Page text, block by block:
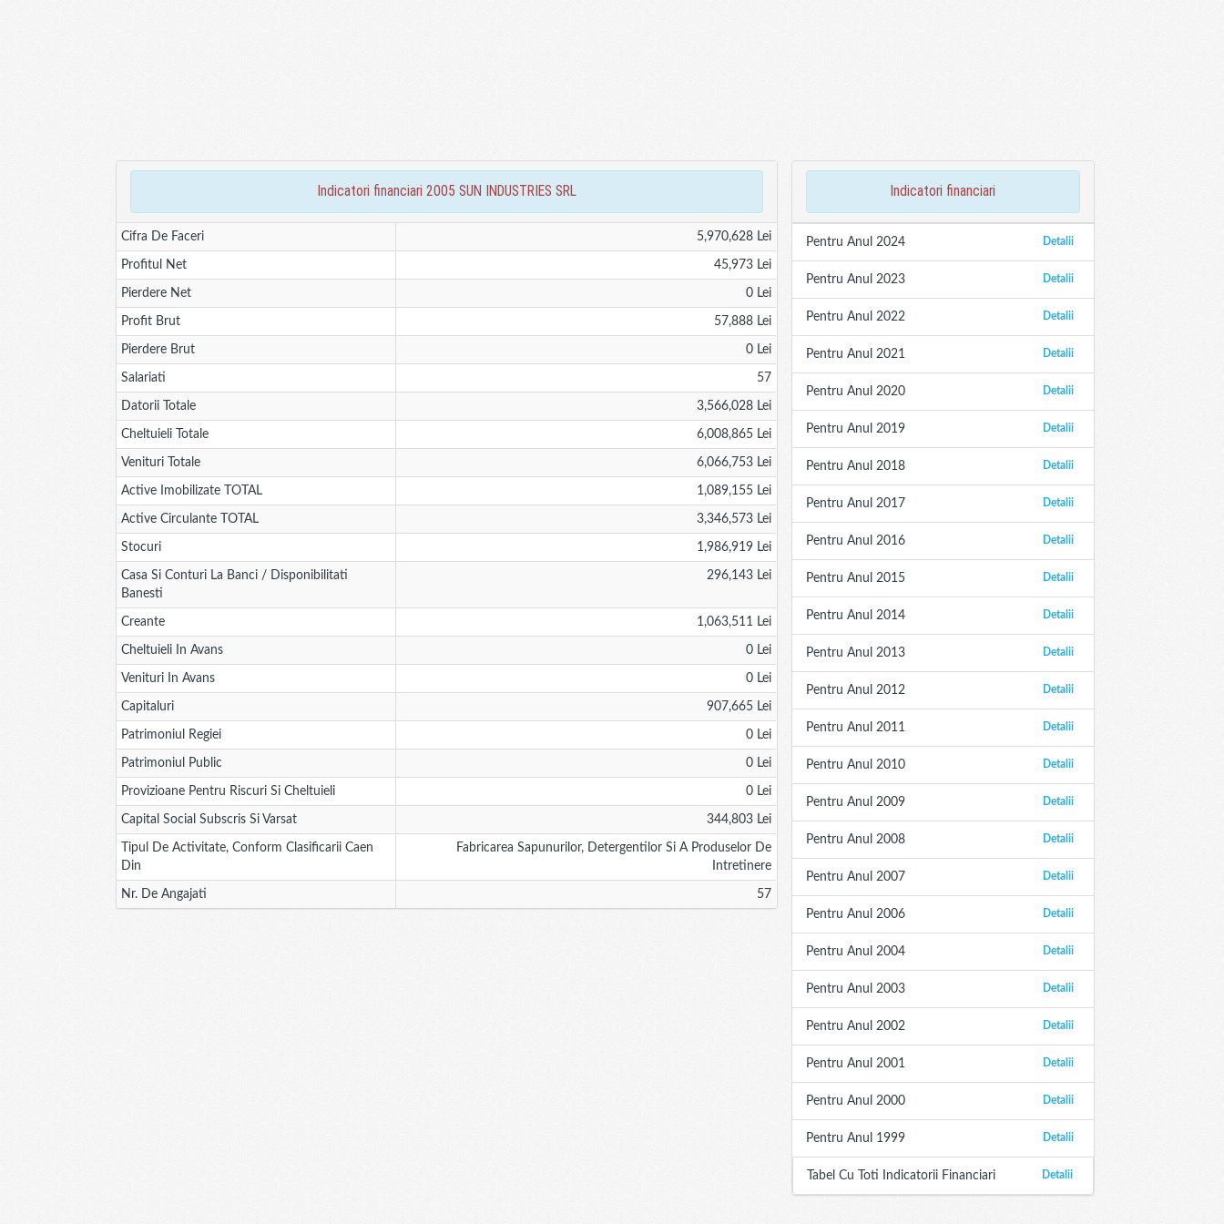
indicatori financiari 2005 SUN INDUSTRIES SRL
Cifra De Faceri 5,970,628 Lei
Profitul Net 45,973 Lei
Pierdere Net 0 Lei
Profit Brut 57,888 Lei
Pierdere Brut 0 Lei
Salariati 57
Datorii Totale 3,566,028 Lei
Cheltuieli Totale 6,008,865 Lei
Venituri Totale 6,066,753 Lei
Active Imobilizate TOTAL 1,089,155 Lei
Active Circulante TOTAL 3,346,573 Lei
Stocuri 1,986,919 Lei
Casa Si Conturi La Banci / Disponibilitati
Banesti
296,143 Lei
Creante 1,063,511 Lei
Cheltuieli In Avans 0 Lei
Venituri In Avans 0 Lei
Capitaluri 907,665 Lei
Patrimoniul Regiei 0 Lei
Patrimoniul Public 0 Lei
Provizioane Pentru Riscuri Si Cheltuieli 0 Lei
Capital Social Subscris Si Varsat 344,803 Lei
Tipul De Activitate, Conform Clasificarii Caen
Din
Fabricarea Sapunurilor, Detergentilor Si A Produselor De
Intretinere
Nr. De Angajati 57
indicatori financiari
Detalii
Pentru Anul 2024
Detalii
Pentru Anul 2023
Detalii
Pentru Anul 2022
Detalii
Pentru Anul 2021
Detalii
Pentru Anul 2020
Detalii
Pentru Anul 2019
Detalii
Pentru Anul 2018
Detalii
Pentru Anul 2017
Detalii
Pentru Anul 2016
Detalii
Pentru Anul 2015
Detalii
Pentru Anul 2014
Detalii
Pentru Anul 2013
Detalii
Pentru Anul 2012
Detalii
Pentru Anul 2011
Detalii
Pentru Anul 2010
Detalii
Pentru Anul 2009
Detalii
Pentru Anul 2008
Detalii
Pentru Anul 2007
Detalii
Pentru Anul 2006
Detalii
Pentru Anul 2004
Detalii
Pentru Anul 2003
Detalii
Pentru Anul 2002
Detalii
Pentru Anul 2001
Detalii
Pentru Anul 2000
Detalii
Pentru Anul 1999
Detalii
Tabel Cu Toti Indicatorii Financiari